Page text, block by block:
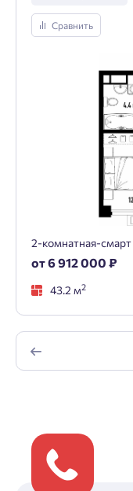
Сравнить
2-комнатная-смарт
от 6 912 000 ₽
43.2 м2